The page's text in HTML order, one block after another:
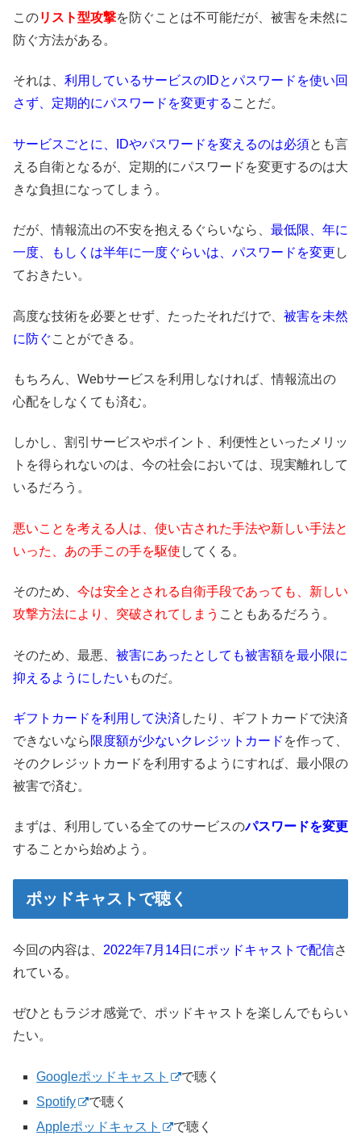
このリスト型攻撃を防ぐことは不可能だが、被害を未然に
防ぐ方法がある。
それは、 利用しているサービスのIDとパスワードを使い回
さず、定期的にパスワードを変更する ことだ。
サービスごとに、IDやパスワードを変えるのは必須とも言
える自衛となるが、定期的にパスワードを変更するのは大
きな負担になってしまう。
だが、情報流出の不安を抱えるぐらいなら、 最低限、年に
一度、もしくは半年に一度ぐらいは、パスワードを変更 し
ておきたい。
高度な技術を必要とせず、たったそれだけで、 被害を未然
に防ぐことができる。
もちろん、Webサービスを利用しなければ、情報流出の
心配をしなくても済む。
しかし、割引サービスやポイント、利便性といったメリッ
トを得られないのは、今の社会においては、現実離れして
いるだろう。
悪いことを考える人は、使い古された手法や新しい手法と
いった、あの手この手を駆使 してくる。
そのため、 今は安全とされる自衛手段であっても、新しい
攻撃方法により、突破されてしまう こともあるだろう。
そのため、最悪、 被害にあったとしても被害額を最小限に
抑えるようにしたい ものだ。
ギフトカードを利用して決済 したり、ギフトカードで決済
できないなら 限度額が少ないクレジットカード を作って、
そのクレジットカードを利用するようにすれば、最小限の
被害で済む。
まずは、利用している全てのサービスのパスワードを変更
することから始めよう。
ポッドキャストで聴く
今回の内容は、 2022年7月14日にポッドキャストで配信さ
れている。
ぜひともラジオ感覚で、ポッドキャストを楽しんでもらい
たい。
Googleポッドキャスト
で聴く
Spotify
で聴く
Appleポッドキャスト
で聴く